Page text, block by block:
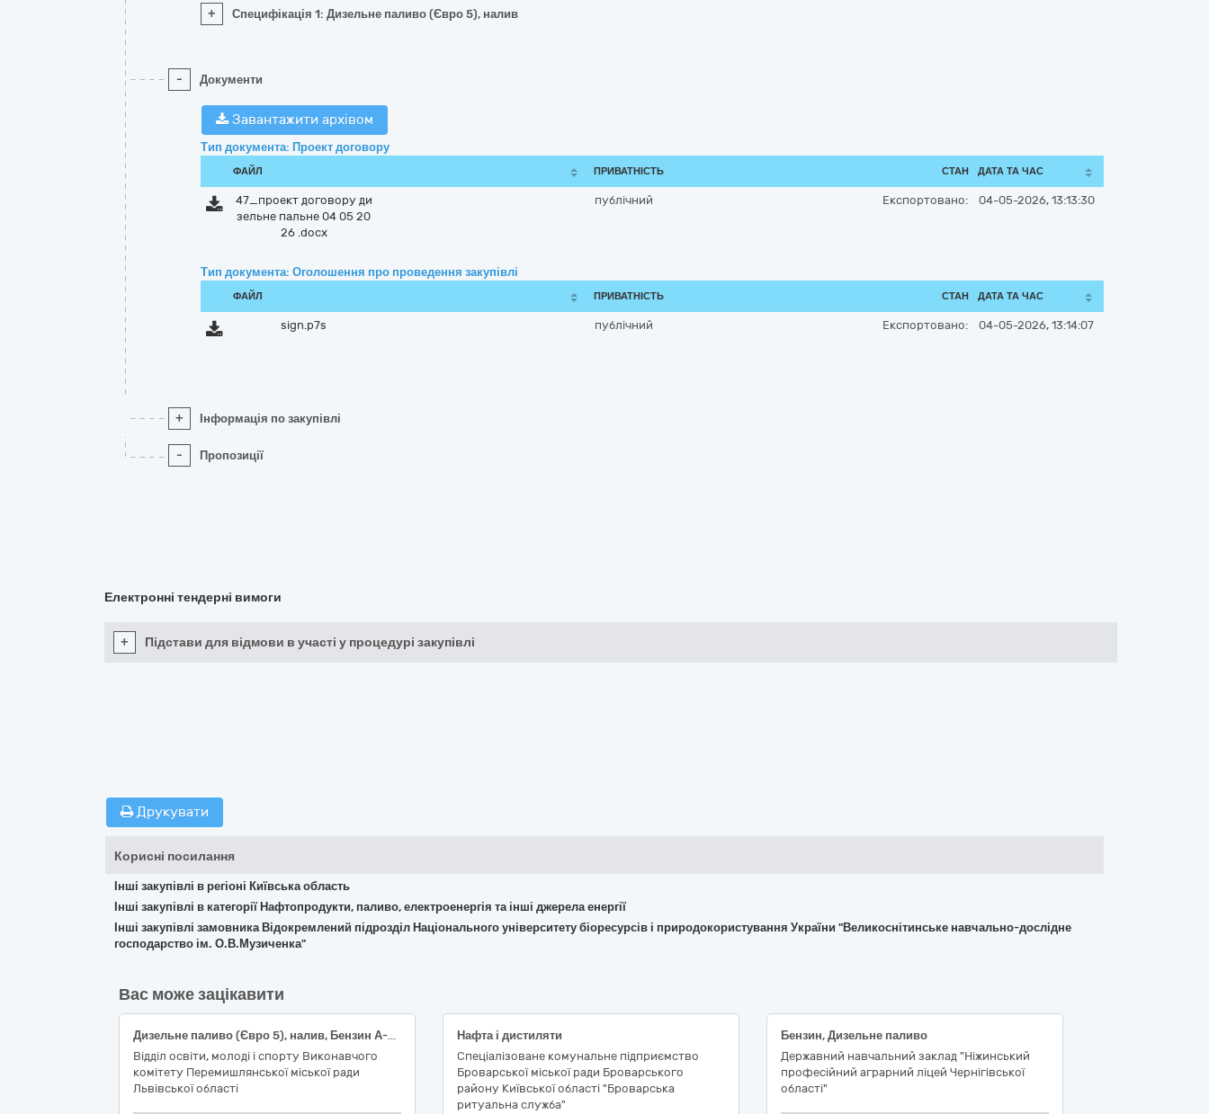
+ Специфікація 1: Дизельне паливо (Євро 5), налив
- Документи
Завантажити архівом
Тип документа: Проект договору
ФАЙЛ ПРИВАТНІСТЬ СТАН ДАТА ТА ЧАС
47_проект договору ди
зельне пальне 04 05 20
26 .docx
публічний Експортовано: 04-05-2026, 13:13:30
Тип документа: Оголошення про проведення закупівлі
ФАЙЛ ПРИВАТНІСТЬ СТАН ДАТА ТА ЧАС
sign.p7s публічний Експортовано: 04-05-2026, 13:14:07
+ Інформація по закупівлі
- Пропозиції
Електронні тендерні вимоги
+ Підстави для відмови в участі у процедурі закупівлі
Друкувати
Корисні посилання
Інші закупівлі в регіоні Київська область
Інші закупівлі в категорії Нафтопродукти, паливо, електроенергія та інші джерела енергії
Інші закупівлі замовника Відокремлений підрозділ Національного університету біоресурсів і природокористування України "Великоснітинське навчально-дослідне
господарство ім. О.В.Музиченка"
Вас може зацікавити
Дизельне паливо (Євро 5), налив, Бензин А-95 (Євро 5), налив
Відділ освіти, молоді і спорту Виконавчого
комітету Перемишлянської міської ради
Львівської області
Нафта і дистиляти
Спеціалізоване комунальне підприємство
Броварської міської ради Броварського
району Київської області "Броварська
ритуальна служба"
Бензин, Дизельне паливо
Державний навчальний заклад "Ніжинський
професійний аграрний ліцей Чернігівської
області"